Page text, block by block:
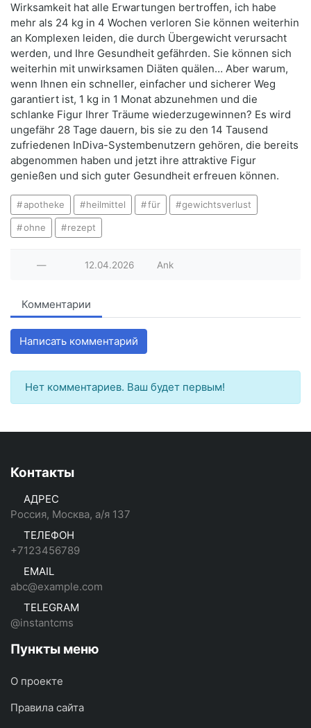
Wirksamkeit hat alle Erwartungen bertroffen, ich habe
mehr als 24 kg in 4 Wochen verloren Sie können weiterhin
an Komplexen leiden, die durch Übergewicht verursacht
werden, und Ihre Gesundheit gefährden. Sie können sich
weiterhin mit unwirksamen Diäten quälen… Aber warum,
wenn Ihnen ein schneller, einfacher und sicherer Weg
garantiert ist, 1 kg in 1 Monat abzunehmen und die
schlanke Figur Ihrer Träume wiederzugewinnen? Es wird
ungefähr 28 Tage dauern, bis sie zu den 14 Tausend
zufriedenen InDiva-Systembenutzern gehören, die bereits
abgenommen haben und jetzt ihre attraktive Figur
genießen und sich guter Gesundheit erfreuen können.
apotheke heilmittel für gewichtsverlust
ohne rezept
— 12.04.2026 Ank
Комментарии
Написать комментарий
Нет комментариев. Ваш будет первым!
Контакты
АДРЕС
Россия, Москва, а/я 137
ТЕЛЕФОН
+7123456789
EMAIL
abc@example.com
TELEGRAM
@instantcms
Пункты меню
О проекте
Правила сайта